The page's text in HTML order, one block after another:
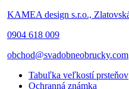
KAMEA design s.r.o.,
0904 618 009
obchod@svadobneobrucky.com
Tabuľka veľkostí prsteňov
Ochranná známka